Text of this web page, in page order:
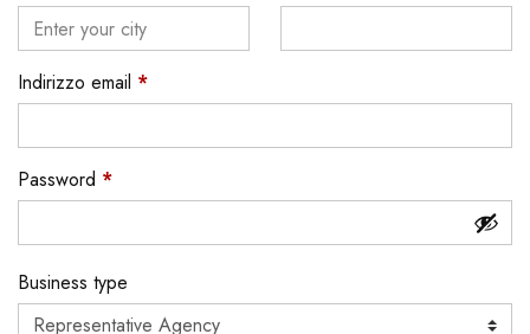
Indirizzo email *
Password *
Business type